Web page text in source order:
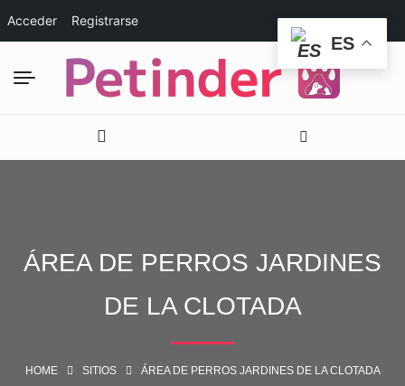
Acceder Registrarse
ÁREA DE PERROS JARDINES
DE LA CLOTADA
HOME SITIOS ÁREA DE PERROS JARDINES DE LA CLOTADA
ES